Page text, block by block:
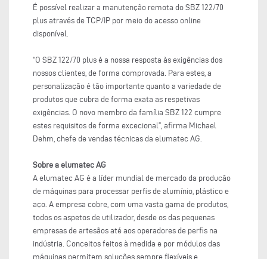
É possível realizar a manutenção remota do SBZ 122/70
plus através de TCP/IP por meio do acesso online
disponível.
“O SBZ 122/70 plus é a nossa resposta às exigências dos
nossos clientes, de forma comprovada. Para estes, a
personalização é tão importante quanto a variedade de
produtos que cubra de forma exata as respetivas
exigências. O novo membro da família SBZ 122 cumpre
estes requisitos de forma excecional”, afirma Michael
Dehm, chefe de vendas técnicas da elumatec AG.
Sobre a elumatec AG
A elumatec AG é a líder mundial de mercado da produção
de máquinas para processar perfis de alumínio, plástico e
aço. A empresa cobre, com uma vasta gama de produtos,
todos os aspetos de utilizador, desde os das pequenas
empresas de artesãos até aos operadores de perfis na
indústria. Conceitos feitos à medida e por módulos das
máquinas permitem soluções sempre flexíveis e